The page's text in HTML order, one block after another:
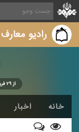
رادیو معارف
از ۲۹ فروردین از ساعت ۱۸:۳۰ به مدت ۱۰۵ دقیقه
خانه اخبار